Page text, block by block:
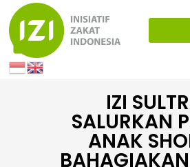
IZI
SALURKAN
ANAK